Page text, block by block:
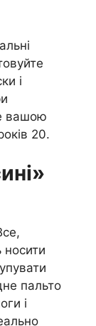
і
вашою
20.
носити
пальто
і